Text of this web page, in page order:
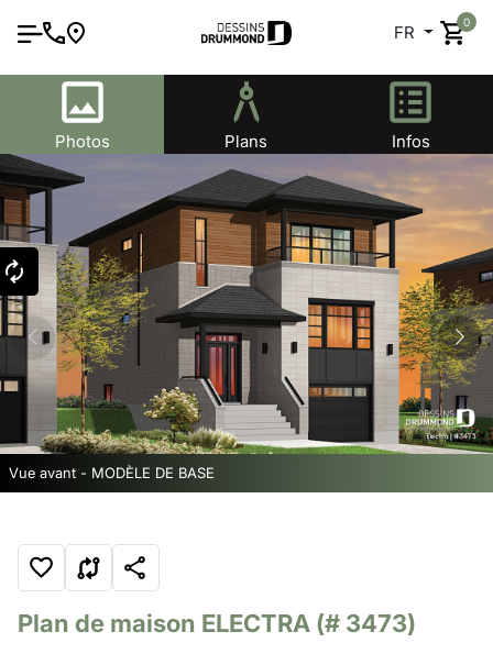
FR
0
Vue avant - MODÈLE DE BASE
Photos Plans Infos
Plan de maison ELECTRA (# 3473)